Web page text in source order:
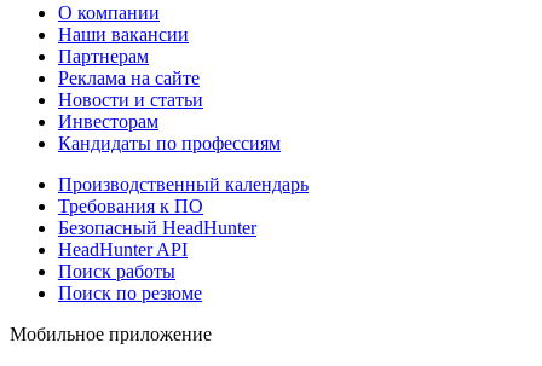
О компании
Наши вакансии
Партнерам
Реклама на сайте
Новости и статьи
Инвесторам
Кандидаты по профессиям
Производственный календарь
Требования к ПО
Безопасный HeadHunter
HeadHunter API
Поиск работы
Поиск по резюме
Мобильное приложение